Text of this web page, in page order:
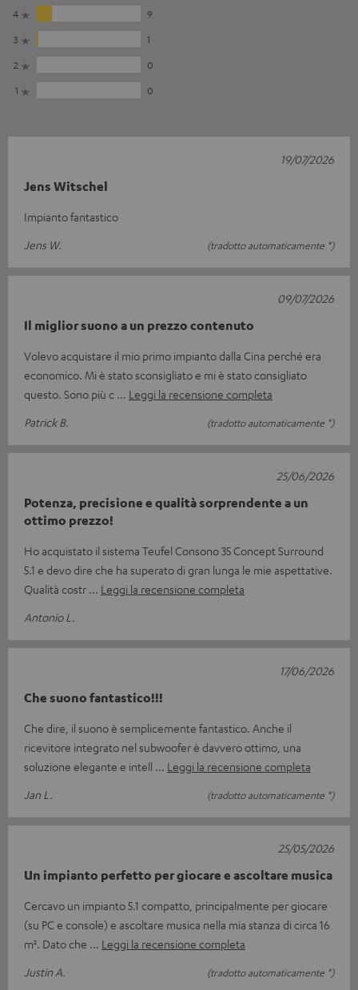
4
9
3
1
2
0
1
0
Jens Witschel
Impianto fantastico
Jens W.
(tradotto automaticamente *)
19/07/2026
Il miglior suono a un prezzo contenuto
Volevo acquistare il mio primo impianto dalla Cina perché era
economico. Mi è stato sconsigliato e mi è stato consigliato
questo. Sono più c
Leggi la recensione completa
Patrick B.
(tradotto automaticamente *)
09/07/2026
Potenza, precisione e qualità sorprendente a un
ottimo prezzo!
Ho acquistato il sistema Teufel Consono 35 Concept Surround
5.1 e devo dire che ha superato di gran lunga le mie aspettative. ​
Qualità costr
Leggi la recensione completa
Antonio L.
25/06/2026
Che suono fantastico!!!
Che dire, il suono è semplicemente fantastico. Anche il
ricevitore integrato nel subwoofer è davvero ottimo, una
soluzione elegante e intell
Leggi la recensione completa
Jan L.
(tradotto automaticamente *)
17/06/2026
Un impianto perfetto per giocare e ascoltare musica
Cercavo un impianto 5.1 compatto, principalmente per giocare
(su PC e console) e ascoltare musica nella mia stanza di circa 16
m². Dato che
Leggi la recensione completa
Justin A.
(tradotto automaticamente *)
25/05/2026